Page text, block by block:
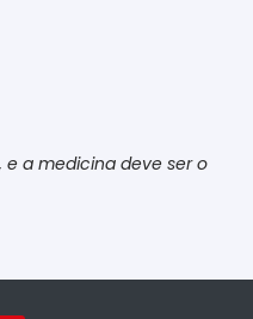
e a medicina deve ser o